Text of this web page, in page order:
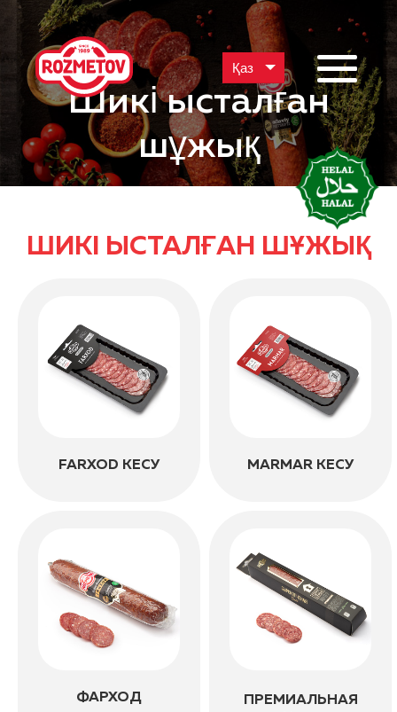
Қаз
Шикі ысталған
шұжық
ШИКІ ЫСТАЛҒАН ШҰЖЫҚ
FARXOD КЕСУ MARMAR КЕСУ
ФАРХОД
ПРЕМИАЛЬНАЯ